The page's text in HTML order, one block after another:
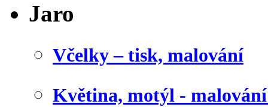
Jaro
Včelky – tisk, malování
Květina, motýl -